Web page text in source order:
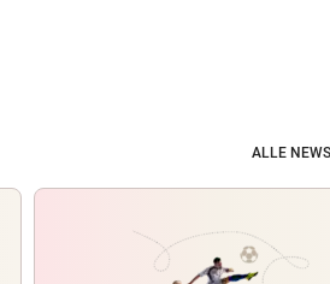
ALLE